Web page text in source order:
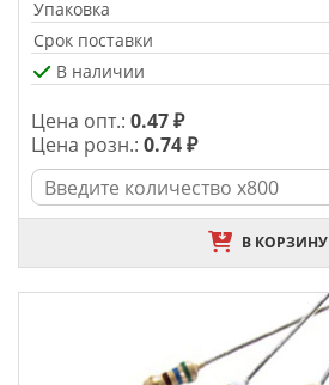
Упаковка
Срок поставки
В наличии
Цена опт.: 0.47 ₽
Цена розн.: 0.74 ₽
В КОРЗИНУ